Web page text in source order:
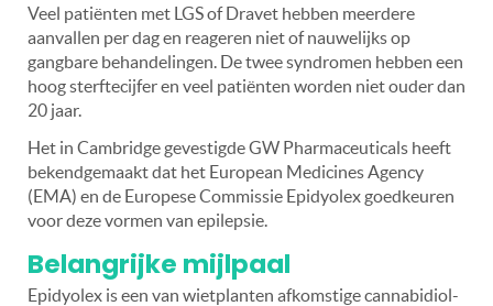
Veel patiënten met LGS of Dravet hebben meerdere
aanvallen per dag en reageren niet of nauwelijks op
gangbare behandelingen. De twee syndromen hebben een
hoog sterftecijfer en veel patiënten worden niet ouder dan
20 jaar.
Het in Cambridge gevestigde GW Pharmaceuticals heeft
bekendgemaakt dat het European Medicines Agency
(EMA) en de Europese Commissie Epidyolex goedkeuren
voor deze vormen van epilepsie.
Belangrijke mijlpaal
Epidyolex is een van wietplanten afkomstige cannabidiol-